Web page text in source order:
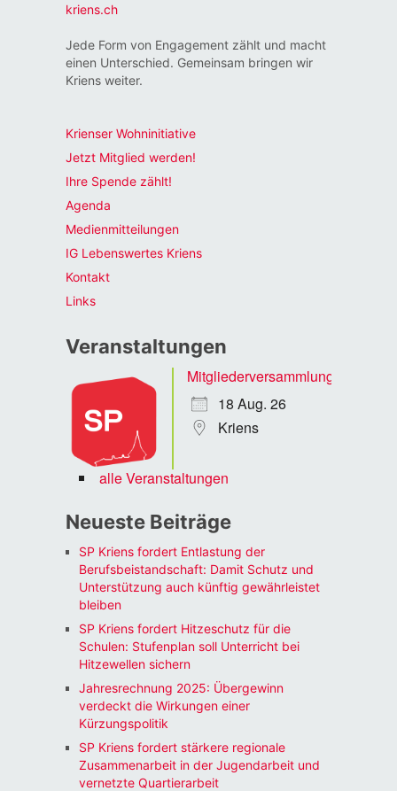
kriens.ch
Jede Form von Engagement zählt und macht
einen Unterschied. Gemeinsam bringen wir
Kriens weiter.
Krienser Wohninitiative
Jetzt Mitglied werden!
Ihre Spende zählt!
Agenda
Medienmitteilungen
IG Lebenswertes Kriens
Kontakt
Links
Veranstaltungen
Mitgliederversammlung
18 Aug. 26
Kriens
alle Veranstaltungen
Neueste Beiträge
SP Kriens fordert Entlastung der
Berufsbeistandschaft: Damit Schutz und
Unterstützung auch künftig gewährleistet
bleiben
SP Kriens fordert Hitzeschutz für die
Schulen: Stufenplan soll Unterricht bei
Hitzewellen sichern
Jahresrechnung 2025: Übergewinn
verdeckt die Wirkungen einer
Kürzungspolitik
SP Kriens fordert stärkere regionale
Zusammenarbeit in der Jugendarbeit und
vernetzte Quartierarbeit